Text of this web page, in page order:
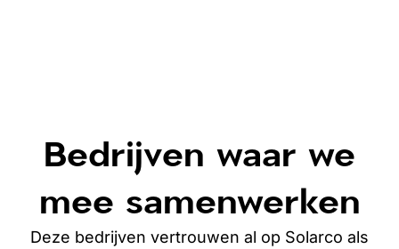
Bedrijven waar we
mee samenwerken
Deze bedrijven vertrouwen al op Solarco als